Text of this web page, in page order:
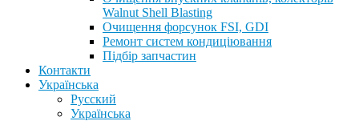
Walnut Shell Blasting
Очищення форсунок FSI, GDI
Ремонт систем кондиціювання
Підбір запчастин
Контакти
Українська
Русский
Українська